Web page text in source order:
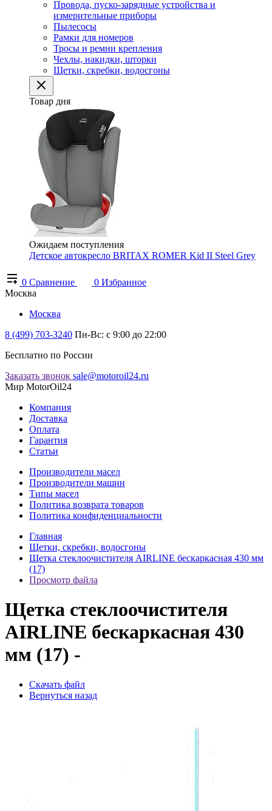
Провода, пуско-зарядные устройства и
измерительные приборы
Пылесосы
Рамки для номеров
Тросы и ремни крепления
Чехлы, накидки, шторки
Щетки, скребки, водосгоны
Товар дня
Ожидаем поступления
Детское автокресло BRITAX ROMER Kid II Steel Grey
0 Сравнение 0 Избранное
Москва
Москва
8 (499) 703-3240 Пн-Вс: с 9:00 до 22:00
Бесплатно по России
Заказать звонок sale@motoroil24.ru
Мир MotorOil24
Компания
Доставка
Оплата
Гарантия
Статьи
Производители масел
Производители машин
Типы масел
Политика возврата товаров
Политика конфиденциальности
Главная
Щетки, скребки, водосгоны
Щетка стеклоочистителя AIRLINE бескаркасная 430 мм
(17)
Просмотр файла
Щетка стеклоочистителя
AIRLINE бескаркасная 430
мм (17) -
Скачать файл
Вернуться назад